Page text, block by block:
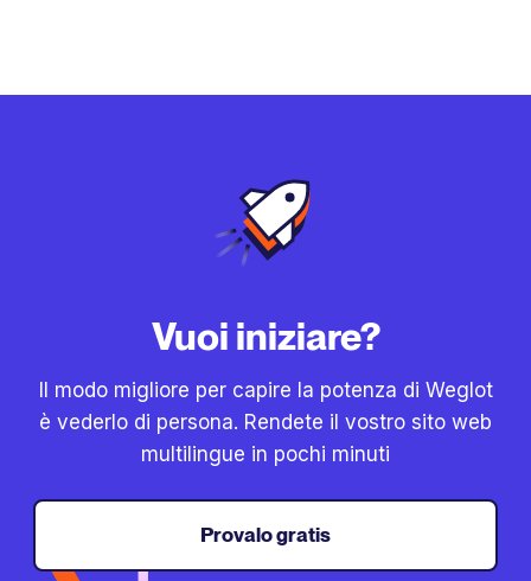
Vuoi iniziare?
Il modo migliore per capire la potenza di Weglot
è vederlo di persona. Rendete il vostro sito web
multilingue in pochi minuti
Provalo gratis